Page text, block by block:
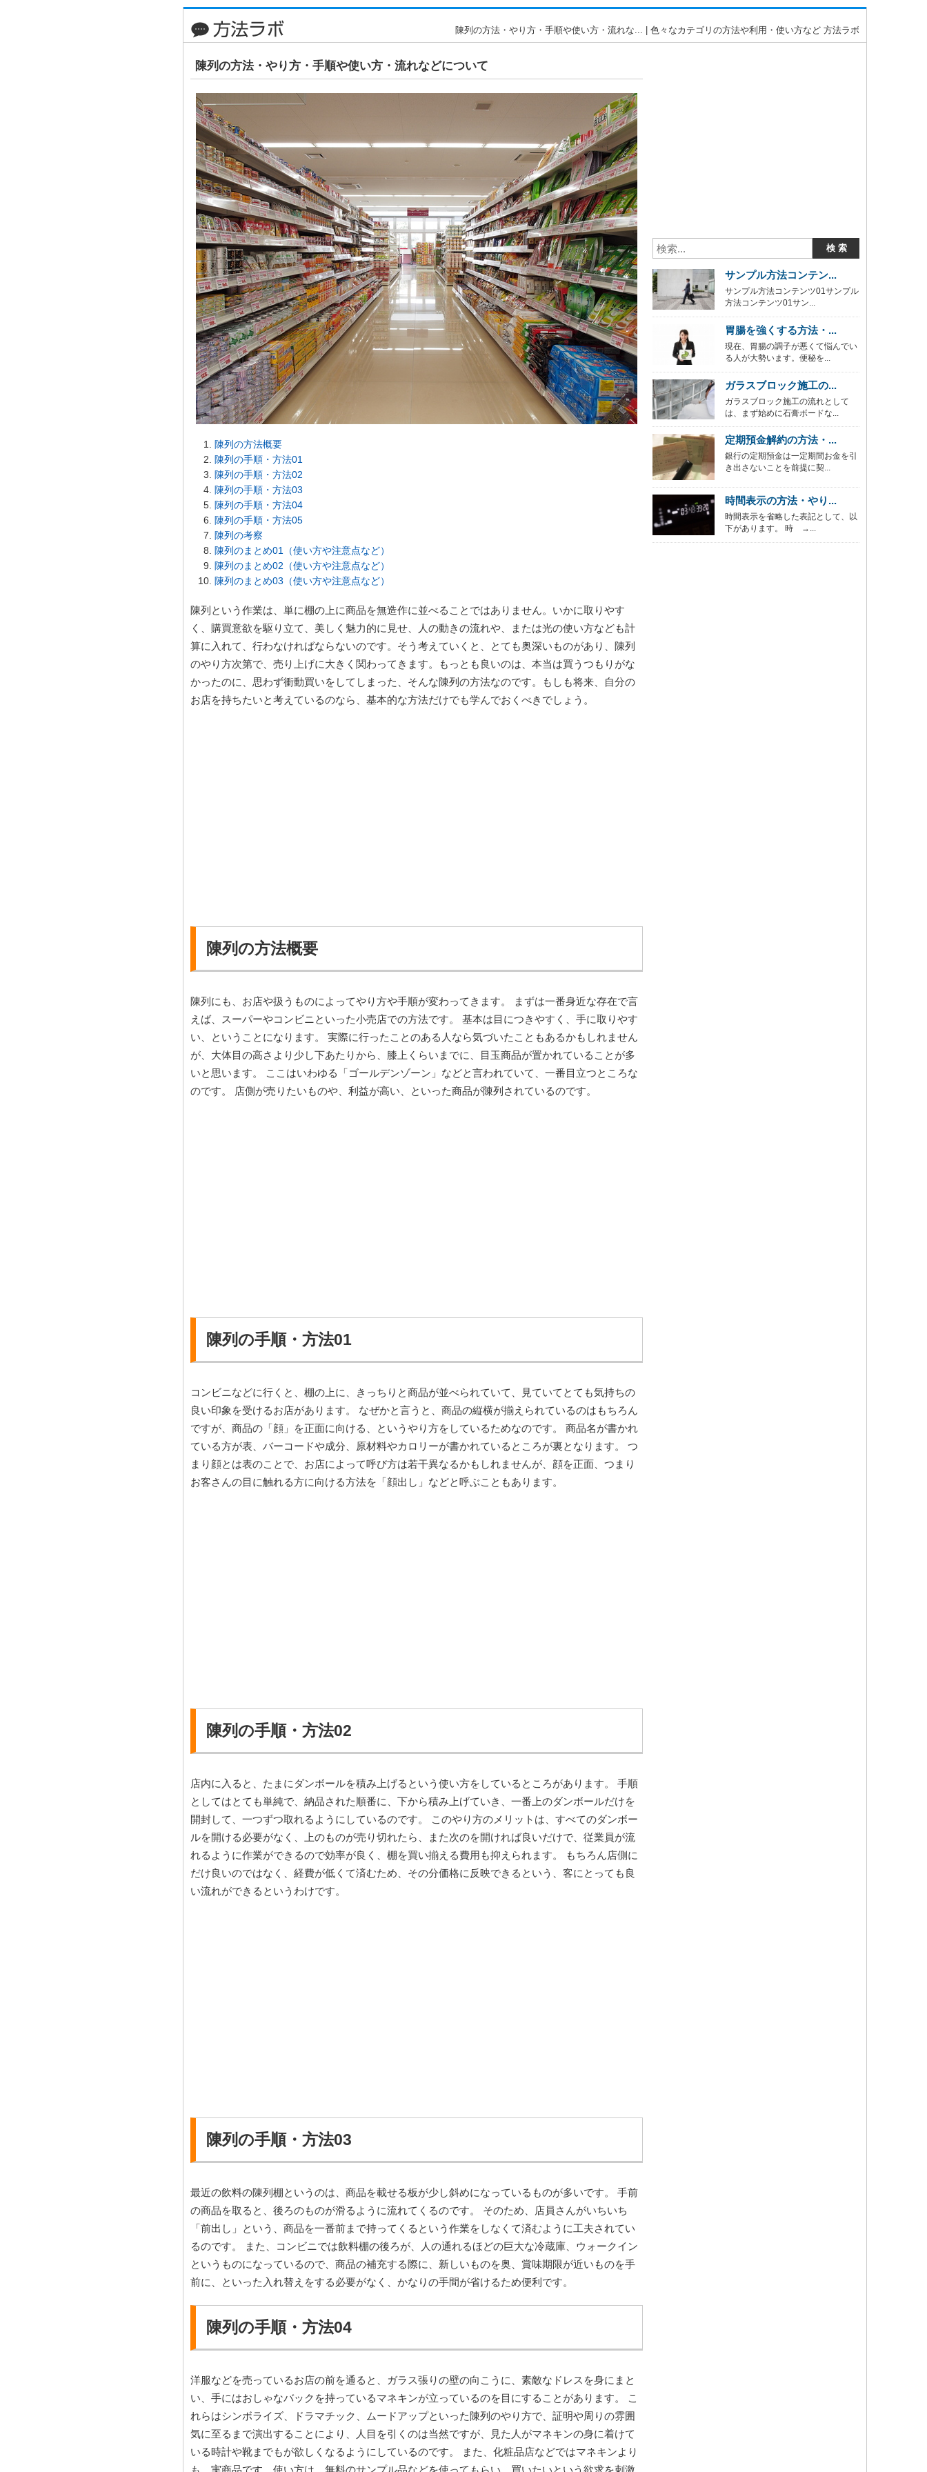
陳列の方法・やり方・手順や使い方・流れな... | 色々なカテゴリの方法や利用・使い方など 方法ラボ
陳列の方法・やり方・手順や使い方・流れなどについて
陳列の方法概要
陳列の手順・方法01
陳列の手順・方法02
陳列の手順・方法03
陳列の手順・方法04
陳列の手順・方法05
陳列の考察
陳列のまとめ01（使い方や注意点など）
陳列のまとめ02（使い方や注意点など）
陳列のまとめ03（使い方や注意点など）
陳列という作業は、単に棚の上に商品を無造作に並べることではありません。いかに取りやす
く、購買意欲を駆り立て、美しく魅力的に見せ、人の動きの流れや、または光の使い方なども計
算に入れて、行わなければならないのです。そう考えていくと、とても奥深いものがあり、陳列
のやり方次第で、売り上げに大きく関わってきます。もっとも良いのは、本当は買うつもりがな
かったのに、思わず衝動買いをしてしまった、そんな陳列の方法なのです。もしも将来、自分の
お店を持ちたいと考えているのなら、基本的な方法だけでも学んでおくべきでしょう。
陳列の方法概要
陳列にも、お店や扱うものによってやり方や手順が変わってきます。 まずは一番身近な存在で言
えば、スーパーやコンビニといった小売店での方法です。 基本は目につきやすく、手に取りやす
い、ということになります。 実際に行ったことのある人なら気づいたこともあるかもしれません
が、大体目の高さより少し下あたりから、膝上くらいまでに、目玉商品が置かれていることが多
いと思います。 ここはいわゆる「ゴールデンゾーン」などと言われていて、一番目立つところな
のです。 店側が売りたいものや、利益が高い、といった商品が陳列されているのです。
陳列の手順・方法01
コンビニなどに行くと、棚の上に、きっちりと商品が並べられていて、見ていてとても気持ちの
良い印象を受けるお店があります。 なぜかと言うと、商品の縦横が揃えられているのはもちろん
ですが、商品の「顔」を正面に向ける、というやり方をしているためなのです。 商品名が書かれ
ている方が表、バーコードや成分、原材料やカロリーが書かれているところが裏となります。 つ
まり顔とは表のことで、お店によって呼び方は若干異なるかもしれませんが、顔を正面、つまり
お客さんの目に触れる方に向ける方法を「顔出し」などと呼ぶこともあります。
陳列の手順・方法02
店内に入ると、たまにダンボールを積み上げるという使い方をしているところがあります。 手順
としてはとても単純で、納品された順番に、下から積み上げていき、一番上のダンボールだけを
開封して、一つずつ取れるようにしているのです。 このやり方のメリットは、すべてのダンボー
ルを開ける必要がなく、上のものが売り切れたら、また次のを開ければ良いだけで、従業員が流
れるように作業ができるので効率が良く、棚を買い揃える費用も抑えられます。 もちろん店側に
だけ良いのではなく、経費が低くて済むため、その分価格に反映できるという、客にとっても良
い流れができるというわけです。
陳列の手順・方法03
最近の飲料の陳列棚というのは、商品を載せる板が少し斜めになっているものが多いです。 手前
の商品を取ると、後ろのものが滑るように流れてくるのです。 そのため、店員さんがいちいち
「前出し」という、商品を一番前まで持ってくるという作業をしなくて済むように工夫されてい
るのです。 また、コンビニでは飲料棚の後ろが、人の通れるほどの巨大な冷蔵庫、ウォークイン
というものになっているので、商品の補充する際に、新しいものを奥、賞味期限が近いものを手
前に、といった入れ替えをする必要がなく、かなりの手間が省けるため便利です。
陳列の手順・方法04
洋服などを売っているお店の前を通ると、ガラス張りの壁の向こうに、素敵なドレスを身にまと
い、手にはおしゃなバックを持っているマネキンが立っているのを目にすることがあります。 こ
れらはシンボライズ、ドラマチック、ムードアップといった陳列のやり方で、証明や周りの雰囲
気に至るまで演出することにより、人目を引くのは当然ですが、見た人がマネキンの身に着けて
いる時計や靴までもが欲しくなるようにしているのです。 また、化粧品店などではマネキンより
も、実商品です。使い方は、無料のサンプル品などを使ってもらい、買いたいという欲求を刺激
サンプル方法コンテン...
サンプル方法コンテンツ01サンプル
方法コンテンツ01サン...
胃腸を強くする方法・...
現在、胃腸の調子が悪くて悩んでい
る人が大勢います。便秘を...
ガラスブロック施工の...
ガラスブロック施工の流れとして
は、まず始めに石膏ボードな...
定期預金解約の方法・...
銀行の定期預金は一定期間お金を引
き出さないことを前提に契...
時間表示の方法・やり...
時間表示を省略した表記として、以
下があります。 時 →...